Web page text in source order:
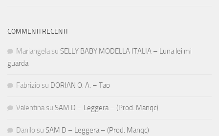
COMMENTI RECENTI
Mariangela su SELLY BABY MODELLA ITALIA – Luna lei mi
guarda
Fabrizio su DORIAN O. A. – Tao
Valentina su SAM D – Leggera – (Prod. Manqc)
Danilo su SAM D – Leggera – (Prod. Manqc)